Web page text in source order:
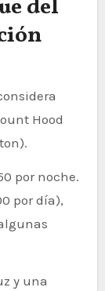
del
Hood
por noche.
por día),
y una